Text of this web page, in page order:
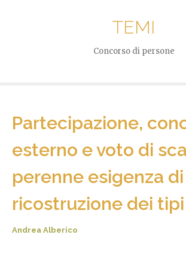
TEMI
Concorso di persone
Partecipazione,
esterno e voto di
perenne esigenza di
ricostruzione dei tipi
Andrea Alberico